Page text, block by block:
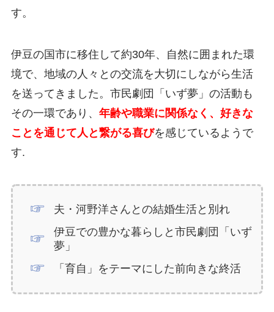
す。
伊豆の国市に移住して約30年、自然に囲まれた環
境で、地域の人々との交流を大切にしながら生活
を送ってきました。市民劇団「いず夢」の活動も
その一環であり、 年齢や職業に関係なく、好きな
ことを通じて人と繋がる喜びを感じているようで
す.
夫・河野洋さんとの結婚生活と別れ
伊豆での豊かな暮らしと市民劇団「いず
夢」
「育自」をテーマにした前向きな終活